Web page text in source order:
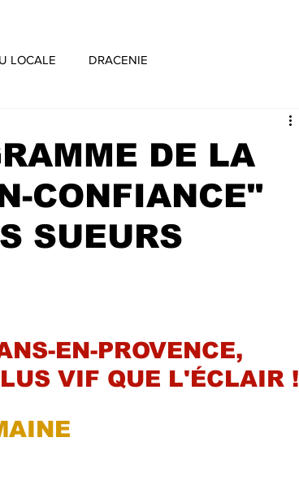
LOCALE DRACENIE
!
2025 A LA UNE trasune
DE LA
CONFIANCE"
SUEURS
EN-PROVENCE,
VIF QUE L'ÉCLAIR !